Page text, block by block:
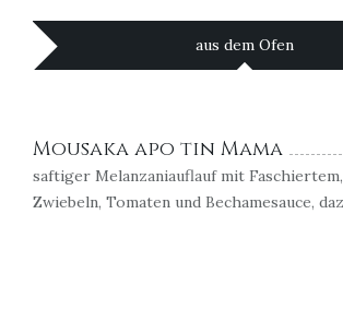
aus dem Ofen
Mousaka apo tin Mama
saftiger Melanzaniauflauf mit
Zwiebeln, Tomaten und Bechamesauce,